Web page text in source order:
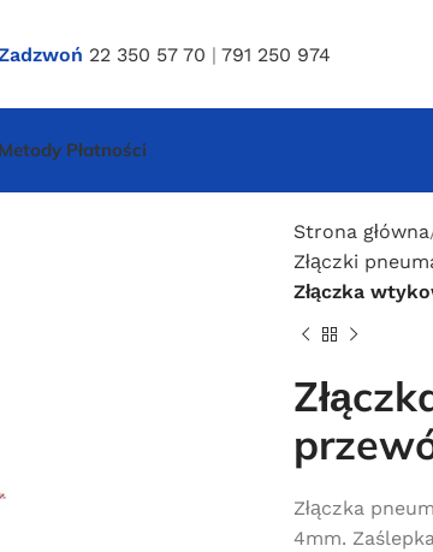
22 350 57 70 |791 250 974
Metody Płatności
Strona główna
Złączki
Złączka
Złączka
4mm.